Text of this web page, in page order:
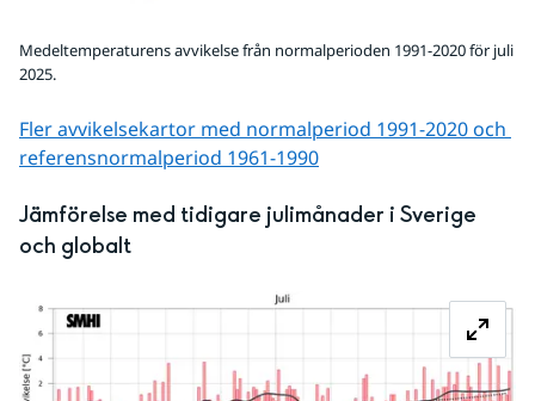
Medeltemperaturens avvikelse från normalperioden 1991-2020 för juli
2025.
Fler avvikelsekartor med normalperiod 1991-2020 och
referens­normalperiod 1961-1990
Jämförelse med tidigare julimånader i Sverige
och globalt